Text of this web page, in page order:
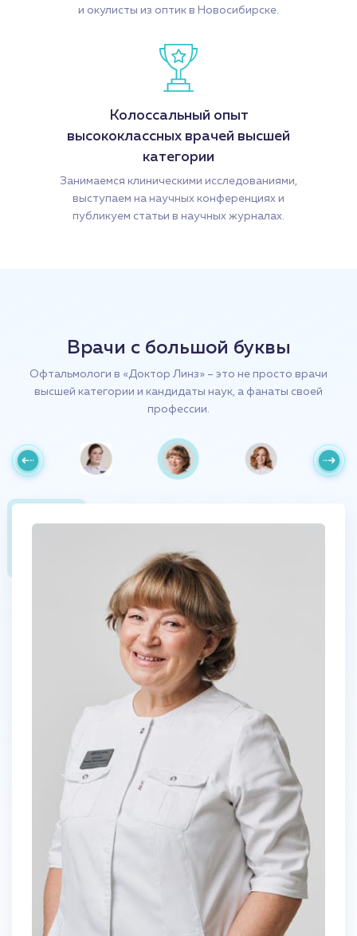
и окулисты из оптик в Новосибирске.
Колоссальный опыт
высококлассных врачей высшей
категории
Занимаемся клиническими исследованиями,
выступаем на научных конференциях и
публикуем статьи в научных журналах.
Врачи с большой буквы
Офтальмологи в «Доктор Линз» – это не просто врачи
высшей категории и кандидаты наук, а фанаты своей
профессии.